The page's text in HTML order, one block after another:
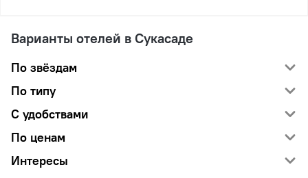
Варианты отелей в Сукасаде
По звёздам
По типу
С удобствами
По ценам
Интересы